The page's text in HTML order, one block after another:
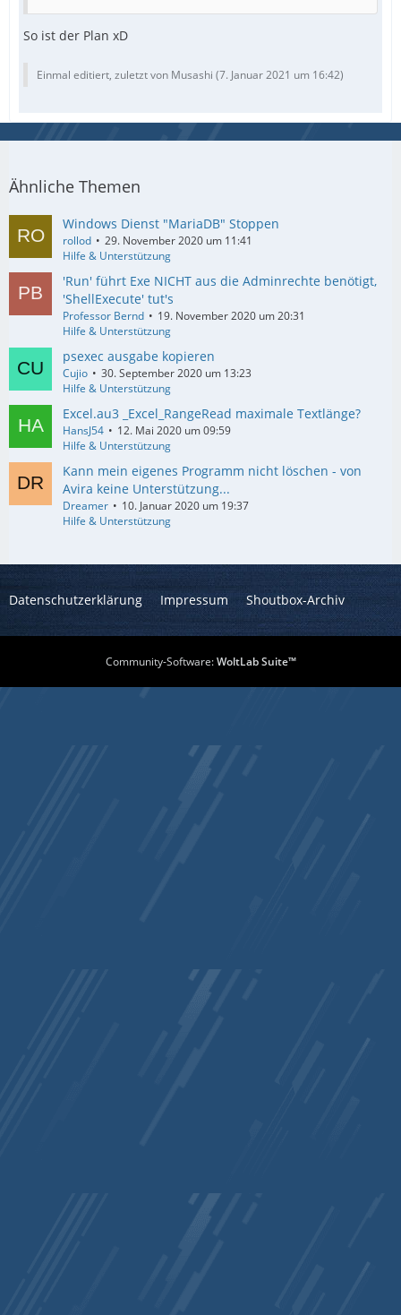
So ist der Plan xD
Einmal editiert, zuletzt von Musashi (7. Januar 2021 um 16:42)
Ähnliche Themen
Windows Dienst "MariaDB" Stoppen
rollod
29. November 2020 um 11:41
Hilfe & Unterstützung
'Run' führt Exe NICHT aus die Adminrechte benötigt,
'ShellExecute' tut's
Professor Bernd
19. November 2020 um 20:31
Hilfe & Unterstützung
psexec ausgabe kopieren
Cujio
30. September 2020 um 13:23
Hilfe & Unterstützung
Excel.au3 _Excel_RangeRead maximale Textlänge?
HansJ54
12. Mai 2020 um 09:59
Hilfe & Unterstützung
Kann mein eigenes Programm nicht löschen - von
Avira keine Unterstützung...
Dreamer
10. Januar 2020 um 19:37
Hilfe & Unterstützung
Datenschutzerklärung Impressum Shoutbox-Archiv
Community-Software:WoltLab Suite™